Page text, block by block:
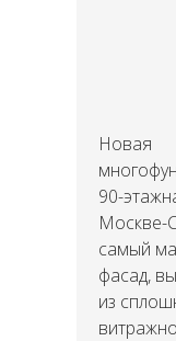
Новая
90-
Москве-
самый
фасад,
из